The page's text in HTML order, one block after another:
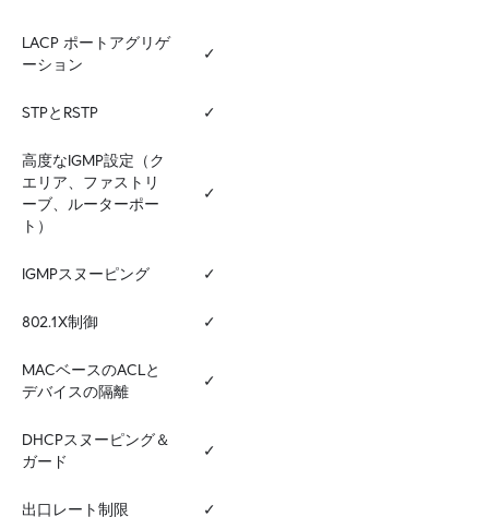
LACP ポートアグリゲ
ーション
✓
STPとRSTP ✓
高度なIGMP設定（ク
エリア、ファストリ
ーブ、ルーターポー
ト）
✓
IGMPスヌーピング ✓
802.1X制御 ✓
MACベースのACLと
デバイスの隔離
✓
DHCPスヌーピング＆
ガード
✓
出口レート制限 ✓